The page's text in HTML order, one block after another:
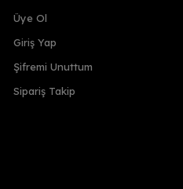
Üye Ol
Giriş Yap
Şifremi Unuttum
Sipariş Takip